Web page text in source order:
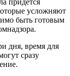
усложняют
быть готовым
дня, время для
сразу